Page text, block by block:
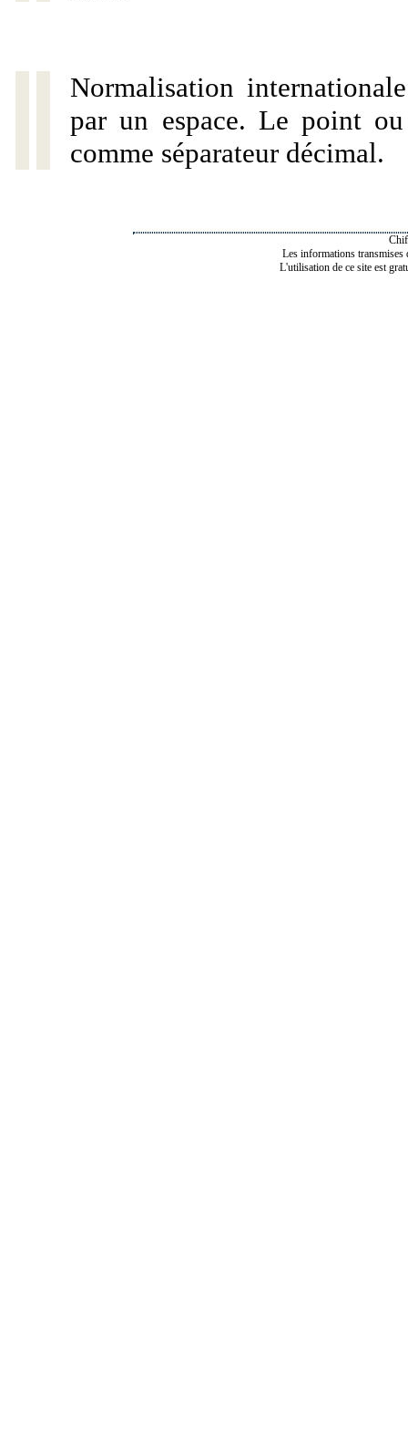
Normalisation
par un espace. Le point
comme séparateur décimal.
Les informations transmises
L'utilisation de ce site est